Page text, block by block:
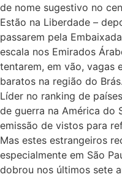
de nome sugestivo no
Estão na Liberdade –
passarem pela
escala nos Emirados
tentarem, em vão, vagas
baratos na região do Brás.
Líder no ranking de
de guerra na América do
emissão de vistos para
Mas estes estrangeiros
especialmente em São
dobrou nos últimos sete